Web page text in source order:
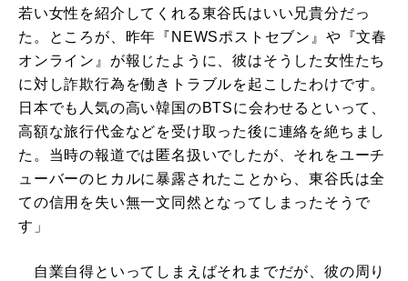
若い女性を紹介してくれる東谷氏はいい兄貴分だっ
た。ところが、昨年『NEWSポストセブン』や『文春
オンライン』が報じたように、彼はそうした女性たち
に対し詐欺行為を働きトラブルを起こしたわけです。
日本でも人気の高い韓国のBTSに会わせるといって、
高額な旅行代金などを受け取った後に連絡を絶ちまし
た。当時の報道では匿名扱いでしたが、それをユーチ
ューバーのヒカルに暴露されたことから、東谷氏は全
ての信用を失い無一文同然となってしまったそうで
す」
自業自得といってしまえばそれまでだが、彼の周り